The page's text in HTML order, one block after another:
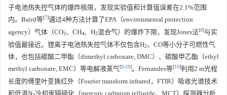
子电池热失控气体的爆炸极限，发现实验值和计算值误差在2.1%范围
内。Baird等[7]通过4种方法计算了EPA（environmental protection
agency）气体（CO2、CH4、H2混合气）的爆炸下限，发现Jones法[8]与实
验值最接近。锂离子电池热失控气体不仅包含H2、CO等小分子可燃性气
体，也包括碳酸二甲酯（dimethyl carbonate, DMC）、碳酸甲乙酯（ethyl
methyl carbonate, EMC）等电解液蒸气[9-10]。Fernandes等[10]利用2 m光程
长度的傅里叶变换红外（Fourier transform infrared，FTIR）吸收光谱技术
和低温N 冷却汞镉碲化（mercury cadmium telluride，MCT）探测器分析